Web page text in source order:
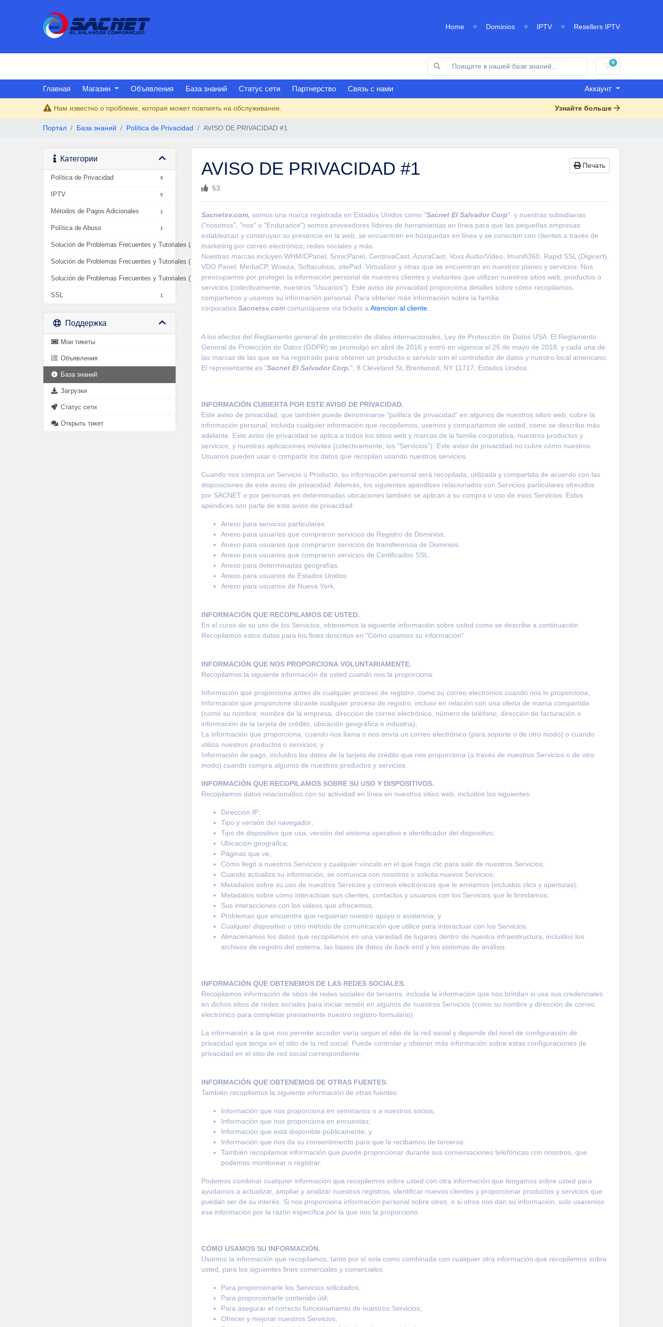
Home Dominios IPTV Resellers IPTV
0
Корзина
Главная Магазин Объявления База знаний Статус сети Партнерство Связь с нами Аккаунт
Нам известно о проблеме, которая может повлиять на обслуживание. Узнайте больше
Портал База знаний Política de Privacidad AVISO DE PRIVACIDAD #1
Категории
Política de Privacidad 9
IPTV 5
Métodos de Pagos Adicionales 1
Política de Abuso 1
Solución de Problemas Frecuentes y Tutoriales (AUDIO) 2
Solución de Problemas Frecuentes y Tutoriales (HOSTING WEB)
Solución de Problemas Frecuentes y Tutoriales (VIDEO) 0
SSL 1
Поддержка
Мои тикеты
Объявления
База знаний
Загрузки
Статус сети
Открыть тикет
AVISO DE PRIVACIDAD #1 Печать
53
Sacnetsv.com, somos una marca registrada en Estados Unidos como "Sacnet El SalvadorCorp" . y nuestras subsidiarias
("nosotros", "nos" o "Endurance") somos proveedores líderes de herramientas en línea para que las pequeñas empresas
establezcan y construyan su presencia en la web, se encuentren en búsquedas en línea y se conecten con clientes a través de
marketing por correo electrónico, redes sociales y más.
Nuestras marcas incluyen WHM/CPanel SonicPanel CentovaCast , AzuraCast, Voxs Audio/Video, Imunifi360, Rapid SSL (Digicert),
VDO Panel, MediaCP, Wowza Softaculous sitePad Virtualizor y otras que se encuentran en nuestros planes y servicios. Nos
preocupamos por proteger la información personal de nuestros clientes y visitantes que utilizan nuestros sitios web, productos o
servicios (colectivamente, nuestros "Usuarios"). Este aviso de privacidad proporciona detalles sobre cómo recopilamos,
compartimos y usamos su información personal. Para obtener más información sobre la familia
corporativa Sacnetsv.com comuníquese vía tickets a Atencion al cliente
A los efectos del Reglamento general de protección de datos internacionales, Ley de Protección de Datos USA. El Reglamento
General de Protección de Datos (GDPR) se promulgó en abril de 2016 y entró en vigencia el 25 de mayo de 2018, y cada una de
las marcas de las que se ha registrado para obtener un producto o servicio son el controlador de datos y nuestro local americano.
El representante es "Sacnet El SalvadorCorp.", 8 Cleveland St , Brentwood, NY 11717, Estados Unidos.
INFORMACIÓN CUBIERTA POR ESTE AVISO DE PRIVACIDAD.
Este aviso de privacidad, que también puede denominarse "política de privacidad" en algunos de nuestros sitios web, cubre la
información personal, incluida cualquier información que recopilemos, usemos y compartamos de usted, como se describe más
adelante. Este aviso de privacidad se aplica a todos los sitios web y marcas de la familia corporativa, nuestros productos y
servicios, y nuestras aplicaciones móviles (colectivamente, los "Servicios"). Este aviso de privacidad no cubre cómo nuestros
Usuarios pueden usar o compartir los datos que recopilan usando nuestros servicios.
Cuando nos compra un Servicio u Producto, su información personal será recopilada, utilizada y compartida de acuerdo con las
disposiciones de este aviso de privacidad. Además, los siguientes apéndices relacionados con Servicios particulares ofrecidos
por SACNET o por personas en determinadas ubicaciones también se aplican a su compra o uso de esos Servicios. Estos
apéndices son parte de este aviso de privacidad:
Anexo para servicios particulares
Anexo para usuarios que compraron servicios de Registro de Dominios.
Anexo para usuarios que compraron servicios de transferencia de Dominios.
Anexo para usuarios que compraron servicios de Certificados SSL.
Anexo para determinadas geografías.
Anexo para usuarios de Estados Unidos.
Anexo para usuarios de Nueva York.
INFORMACIÓN QUE RECOPILAMOS DE USTED.
En el curso de su uso de los Servicios, obtenemos la siguiente información sobre usted como se describe a continuación.
Recopilamos estos datos para los fines descritos en "Cómo usamos su información".
INFORMACIÓN QUE NOS PROPORCIONA VOLUNTARIAMENTE.
Recopilamos la siguiente información de usted cuando nos la proporciona:
Información que proporciona antes de cualquier proceso de registro, como su correo electrónico cuando nos lo proporciona;
Información que proporcione durante cualquier proceso de registro, incluso en relación con una oferta de marca compartida
(como su nombre, nombre de la empresa, dirección de correo electrónico, número de teléfono, dirección de facturación o
información de la tarjeta de crédito, ubicación geográfica e industria);
La información que proporciona, cuando nos llama o nos envía un correo electrónico (para soporte o de otro modo) o cuando
utiliza nuestros productos o servicios; y
Información de pago, incluidos los datos de la tarjeta de crédito que nos proporciona (a través de nuestros Servicios o de otro
modo) cuando compra algunos de nuestros productos y servicios.
INFORMACIÓN QUE RECOPILAMOS SOBRE SU USO Y DISPOSITIVOS.
Recopilamos datos relacionados con su actividad en línea en nuestros sitios web, incluidos los siguientes:
Dirección IP;
Tipo y versión del navegador;
Tipo de dispositivo que usa, versión del sistema operativo e identificador del dispositivo;
Ubicación geográfica;
Páginas que ve;
Cómo llegó a nuestros Servicios y cualquier vínculo en el que haga clic para salir de nuestros Servicios;
Cuando actualiza su información, se comunica con nosotros o solicita nuevos Servicios;
Metadatos sobre su uso de nuestros Servicios y correos electrónicos que le enviamos (incluidos clics y aperturas);
Metadatos sobre cómo interactúan sus clientes, contactos y usuarios con los Servicios que le brindamos;
Sus interacciones con los videos que ofrecemos;
Problemas que encuentre que requieran nuestro apoyo o asistencia; y
Cualquier dispositivo u otro método de comunicación que utilice para interactuar con los Servicios.
Almacenamos los datos que recopilamos en una variedad de lugares dentro de nuestra infraestructura, incluidos los
archivos de registro del sistema, las bases de datos de back-end y los sistemas de análisis.
INFORMACIÓN QUE OBTENEMOS DE LAS REDES SOCIALES.
Recopilamos información de sitios de redes sociales de terceros, incluida la información que nos brindan si usa sus credenciales
en dichos sitios de redes sociales para iniciar sesión en algunos de nuestros Servicios (como su nombre y dirección de correo
electrónico para completar previamente nuestro registro formulario).
La información a la que nos permite acceder varía según el sitio de la red social y depende del nivel de configuración de
privacidad que tenga en el sitio de la red social. Puede controlar y obtener más información sobre estas configuraciones de
privacidad en el sitio de red social correspondiente.
INFORMACIÓN QUE OBTENEMOS DE OTRAS FUENTES.
También recopilamos la siguiente información de otras fuentes:
Información que nos proporciona en seminarios o a nuestros socios;
Información que nos proporciona en encuestas;
Información que está disponible públicamente; y
Información que nos da su consentimiento para que la recibamos de terceros.
También recopilamos información que puede proporcionar durante sus conversaciones telefónicas con nosotros, que
podemos monitorear o registrar.
Podemos combinar cualquier información que recopilemos sobre usted con otra información que tengamos sobre usted para
ayudarnos a actualizar, ampliar y analizar nuestros registros, identificar nuevos clientes y proporcionar productos y servicios que
puedan ser de su interés. Si nos proporciona información personal sobre otros, o si otros nos dan su información, solo usaremos
esa información por la razón específica por la que nos la proporcionó.
CÓMO USAMOS SU INFORMACIÓN.
Usamos la información que recopilamos, tanto por sí sola como combinada con cualquier otra información que recopilemos sobre
usted, para los siguientes fines comerciales y comerciales:
Para proporcionarle los Servicios solicitados;
Para proporcionarle contenido útil;
Para asegurar el correcto funcionamiento de nuestros Servicios;
Ofrecer y mejorar nuestros Servicios;